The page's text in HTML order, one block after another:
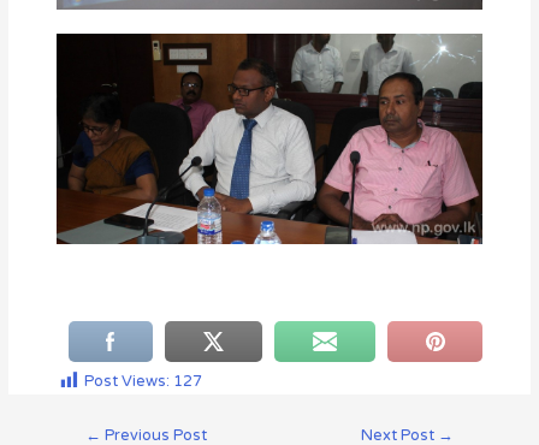
Post Views: 127
← Previous Post Next Post →